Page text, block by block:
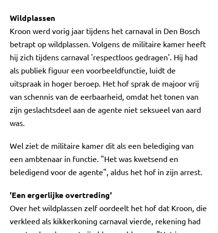
Wildplassen
Kroon werd vorig jaar tijdens het carnaval in Den Bosch
betrapt op wildplassen. Volgens de militaire kamer heeft
hij zich tijdens carnaval 'respectloos gedragen'. Hij had
als publiek figuur een voorbeeldfunctie, luidt de
uitspraak in hoger beroep. Het hof sprak de majoor vrij
van schennis van de eerbaarheid, omdat het tonen van
zijn geslachtsdeel aan de agente niet seksueel van aard
was.
Wel ziet de militaire kamer dit als een belediging van
een ambtenaar in functie. "Het was kwetsend en
beledigend voor de agente", aldus het hof in zijn arrest.
'Een ergerlijke overtreding'
Over het wildplassen zelf oordeelt het hof dat Kroon, die
verkleed als kikkerkoning carnaval vierde, rekening had